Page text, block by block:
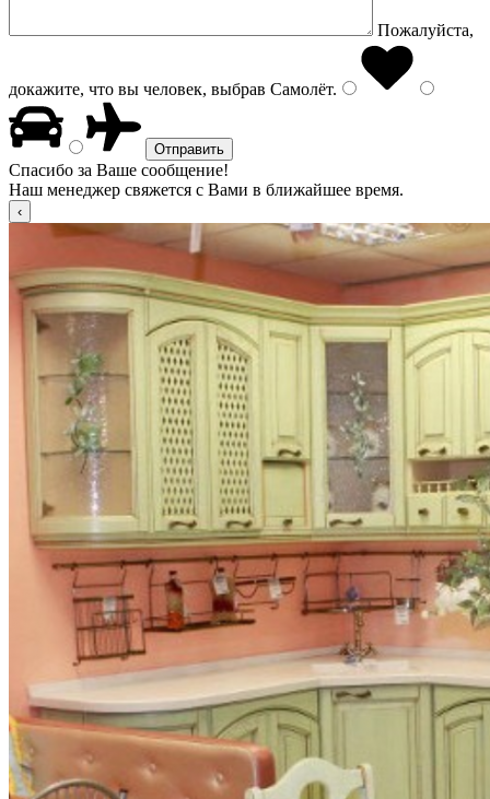
Пожалуйста,
докажите, что вы человек, выбрав Самолёт.
Спасибо за Ваше сообщение!
Наш менеджер свяжется с Вами в ближайшее время.